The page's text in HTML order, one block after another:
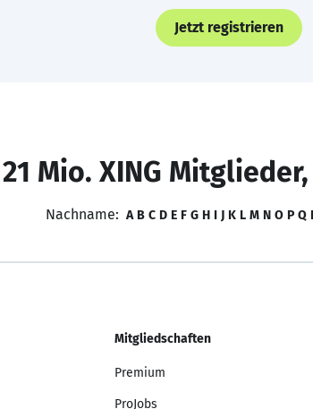
Jetzt registrieren
21 Mio. XING
Nachname: A B C D E F G H I J K L M N O P Q
Mitgliedschaften
Premium
ProJobs